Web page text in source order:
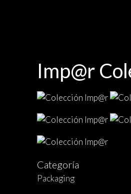
Imp@r
Categoría
Packaging